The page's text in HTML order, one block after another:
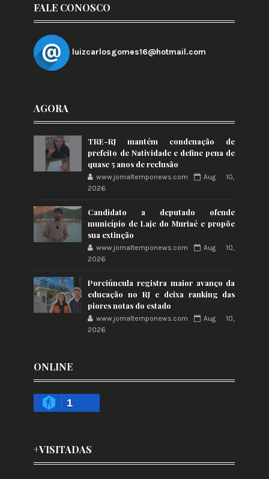
FALE CONOSCO
luizcarlosgomes16@hotmail.com
AGORA
TRE-RJ mantém condenação de
prefeito de Natividade e define pena de
quase 5 anos de reclusão
www.jornaltemponews.com
Aug 10,
2026
Candidato a deputado ofende
município de Laje do Muriaé e propõe
sua extinção
www.jornaltemponews.com
Aug 10,
2026
Porciúncula registra maior avanço da
educação no RJ e deixa ranking das
piores notas do estado
www.jornaltemponews.com
Aug 10,
2026
ONLINE
1
+VISITADAS